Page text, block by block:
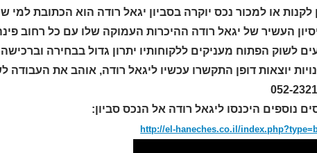
לקנות או למכור נכס יוקרה בסביון יגאל רודה הוא הכתובת
העשיר של יגאל רודה ההיכרות העמוקה שלו עם כל רחוב
לשוק הפתוח מעניקים ללקוחותיו יתרון גדול בבחירה
נוספים היכנסו ליגאל רודה אל הנכס סביון:
http://el-haneches.co.il/